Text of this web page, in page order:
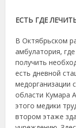
ЕСТЬ ГДЕ
В Октябрьском
амбулатория,
получить
есть дневной
медорганизации
области Кумара
этого медики
втором этаже